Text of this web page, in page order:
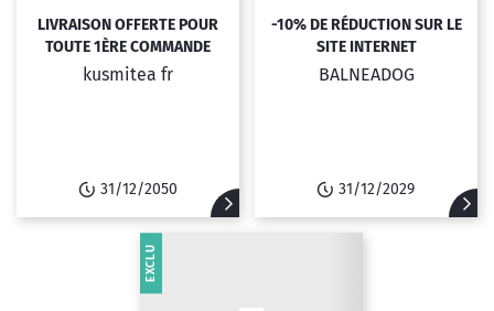
LIVRAISON OFFERTE POUR
TOUTE 1ÈRE COMMANDE
kusmitea fr
31/12/2050
-10% DE RÉDUCTION SUR LE
SITE INTERNET
BALNEADOG
31/12/2029
EXCLU